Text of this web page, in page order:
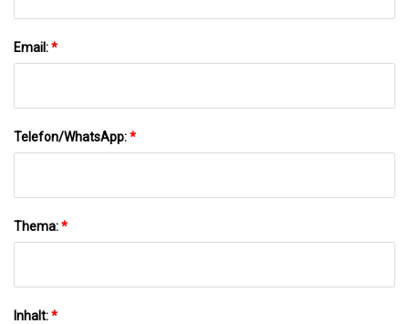
Email:*
Telefon/WhatsApp:*
Thema:*
Inhalt:*